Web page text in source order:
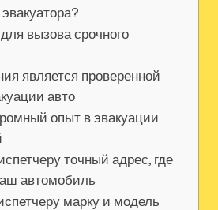
вызова срочного
является проверенной
авто
опыт в эвакуации
точный адрес, где
автомобиль
марку и модель